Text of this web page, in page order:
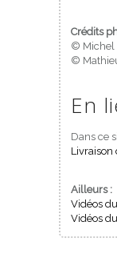
Crédits
© Michel
©
En
Dans ce
Livraison
Ailleurs :
Vidéos
Vidéos